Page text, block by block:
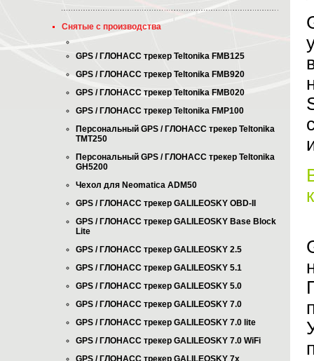
Снятые с производства
GPS / ГЛОНАСС трекер Teltonika FMB125
GPS / ГЛОНАСС трекер Teltonika FMB920
GPS / ГЛОНАСС трекер Teltonika FMB020
GPS / ГЛОНАСС трекер Teltonika FMP100
Персональный GPS / ГЛОНАСС трекер Teltonika
TMT250
Персональный GPS / ГЛОНАСС трекер Teltonika
GH5200
Чехол для Neomatica ADM50
GPS / ГЛОНАСС трекер GALILEOSKY OBD-II
GPS / ГЛОНАСС трекер GALILEOSKY Base Block
Lite
GPS / ГЛОНАСС трекер GALILEOSKY 2.5
GPS / ГЛОНАСС трекер GALILEOSKY 5.1
GPS / ГЛОНАСС трекер GALILEOSKY 5.0
GPS / ГЛОНАСС трекер GALILEOSKY 7.0
GPS / ГЛОНАСС трекер GALILEOSKY 7.0 lite
GPS / ГЛОНАСС трекер GALILEOSKY 7.0 WiFi
GPS / ГЛОНАСС трекер GALILEOSKY 7x